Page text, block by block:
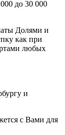
до 30 000
Долями и
как при
любых
и
с Вами для